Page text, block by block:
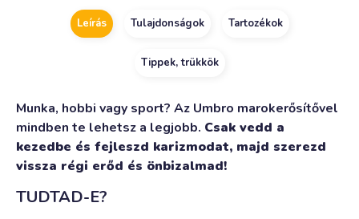
Leírás Tulajdonságok Tartozékok
Tippek, trükkök
Munka, hobbi vagy sport? Az Umbro marokerősítővel
mindben te lehetsz a legjobb. Csak vedd a
kezedbe és fejleszd karizmodat, majd szerezd
vissza régi erőd és önbizalmad!
TUDTAD-E?